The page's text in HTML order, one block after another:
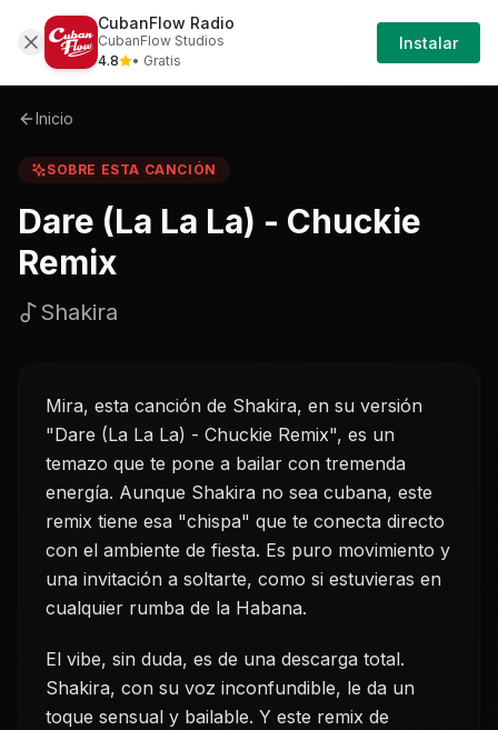
Sobre Dare-la-la-la---chuckie-remix-shakira
Iniciar
Sesión
Inicio
SOBRE ESTA CANCIÓN
Dare (La La La) - Chuckie
Remix
Shakira
Mira, esta canción de Shakira, en su versión
"Dare (La La La) - Chuckie Remix", es un
temazo que te pone a bailar con tremenda
energía. Aunque Shakira no sea cubana, este
remix tiene esa "chispa" que te conecta directo
con el ambiente de fiesta. Es puro movimiento y
una invitación a soltarte, como si estuvieras en
cualquier rumba de la Habana.
El vibe, sin duda, es de una descarga total.
Shakira, con su voz inconfundible, le da un
toque sensual y bailable. Y este remix de
CubanFlow Radio
CubanFlow Studios
4.8
• Gratis
Instalar